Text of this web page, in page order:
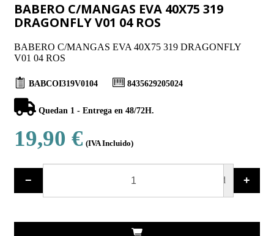
BABERO C/MANGAS EVA 40X75 319
DRAGONFLY V01 04 ROS
BABERO C/MANGAS EVA 40X75 319 DRAGONFLY
V01 04 ROS
BABCOI319V0104 8435629205024
Quedan 1 - Entrega en 48/72H.
19,90 € (IVA Incluido)
− ud +